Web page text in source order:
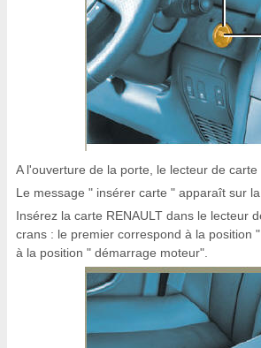
A l'ouverture de la porte, le lecteur de carte
Le message " insérer carte " apparaît sur
Insérez la carte RENAULT dans le lecteur
crans : le premier correspond à la position
à la position " démarrage moteur".